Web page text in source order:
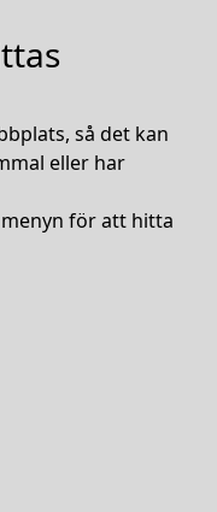
så det kan
eller har
för att hitta